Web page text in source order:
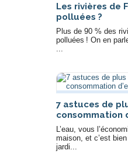
Les rivières de
polluées ?
Plus de 90 % des
polluées ! On en
7 astuces de
consommation
L’eau, vous
maison, et c’est
jardi...